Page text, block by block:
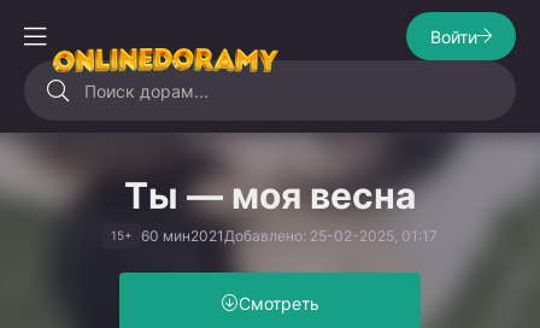
Войти
Ты — моя весна
15+ 60 мин2021 Добавлено: 25-02-2025, 01:17
Смотреть